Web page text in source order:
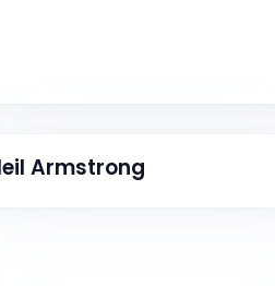
Armstrong